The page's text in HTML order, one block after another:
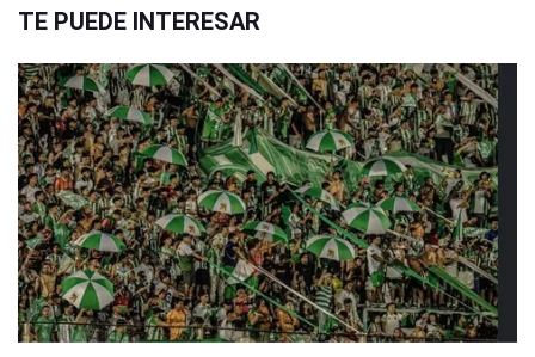
TE PUEDE INTERESAR